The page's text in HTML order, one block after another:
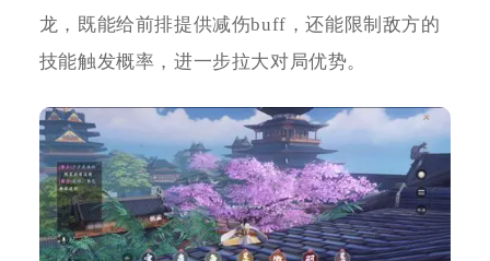
龙，既能给前排提供减伤buff，还能限制敌方的
技能触发概率，进一步拉大对局优势。